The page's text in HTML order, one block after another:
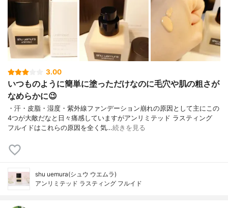
3.00
いつものように簡単に塗っただけなのに毛穴や肌の粗さが
なめらかに😉
・汗・皮脂・湿度・紫外線ファンデーション崩れの原因として主にこの
4つが大敵だなと日々痛感していますがアンリミテッド ラスティング
フルイドはこれらの原因を全く気…続きを見る
shu uemura(シュウ ウエムラ)
アンリミテッド ラスティング フルイド